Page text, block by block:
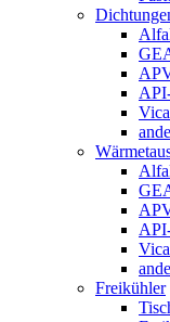
Freikühler